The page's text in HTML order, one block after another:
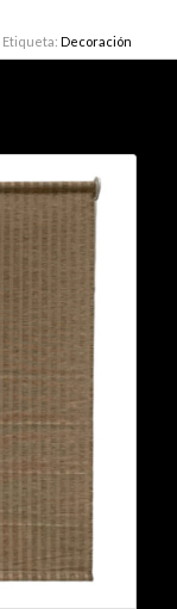
Etiqueta: Decoración